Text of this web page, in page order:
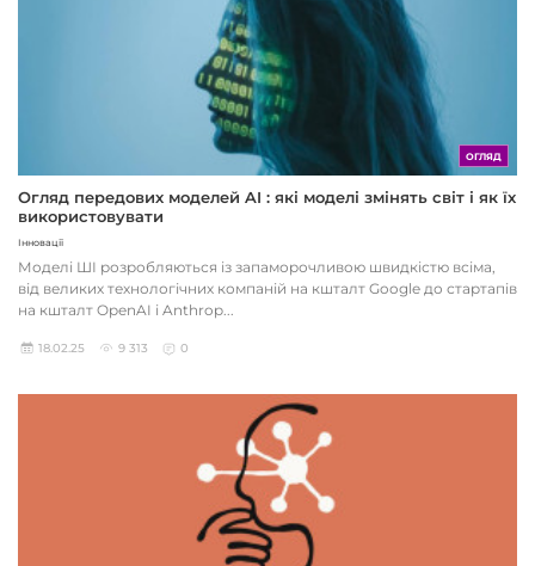
ОГЛЯД
Огляд передових моделей AI : які моделі змінять світ і як їх
використовувати
Інновації
Моделі ШІ розробляються із запаморочливою швидкістю всіма,
від великих технологічних компаній на кшталт Google до стартапів
на кшталт OpenAI і Anthrop...
18.02.25 9 313 0